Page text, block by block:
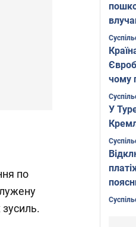
по
зусиль.
Фото
чому
У